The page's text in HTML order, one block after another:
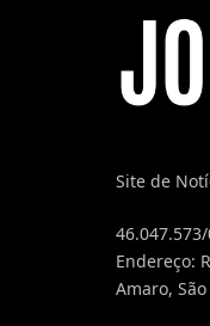
Site de
Endereço:
Amaro, São